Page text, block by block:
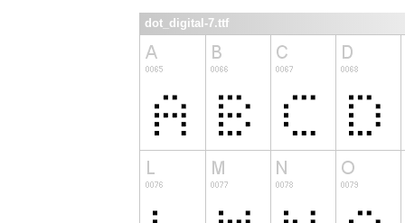
dot_digital-7.ttf